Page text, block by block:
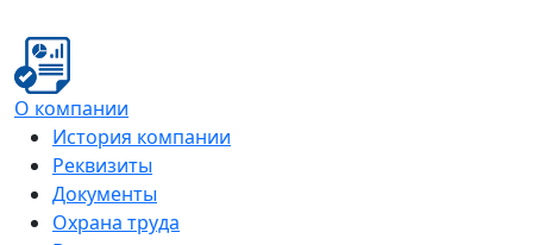
О компании
История компании
Реквизиты
Документы
Охрана труда